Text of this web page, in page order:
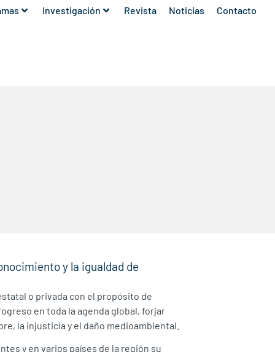
Investigación Revista Noticias Contacto
y la igualdad de
o privada con el propósito de
en toda la agenda global, forjar
la injusticia y el daño medioambiental.
y en varios países de la región su